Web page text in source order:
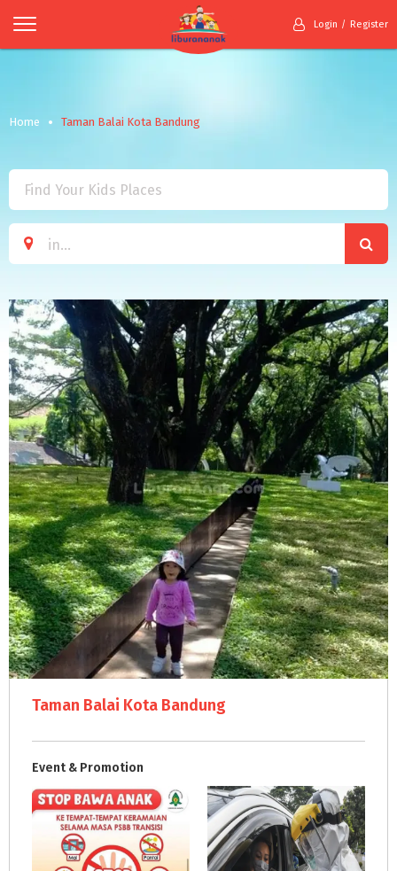
Login Register
Home Taman Balai Kota Bandung
Taman Balai Kota Bandung
Event & Promotion